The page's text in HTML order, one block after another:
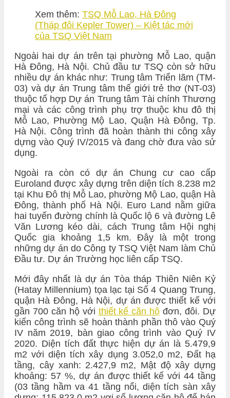
Xem thêm: TSQ Mỗ Lao, Hà Đông
(Tháp đôi Kepler Tower) – Kiệt tác mới
của TSQ Việt Nam
Ngoài hai dự án trên tại phường Mỗ Lao, quận
Hà Đông, Hà Nội. Chủ đầu tư TSQ còn sở hữu
nhiều dự án khác như: Trung tâm Triển lãm (TM-
03) và dự án Trung tâm thế giới trẻ thơ (NT-03)
thuộc tổ hợp Dự án Trung tâm Tài chính Thương
mại và các công trình phụ trợ thuộc khu đô thị
Mỗ Lao, Phường Mộ Lao, Quận Hà Đông, Tp.
Hà Nội. Công trình đã hoàn thành thi công xây
dựng vào Quý IV/2015 và đang chờ đưa vào sử
dụng.
Ngoài ra còn có dự án Chung cư cao cấp
Euroland được xây dựng trên diện tích 8.238 m2
tại Khu Đô thị Mỗ Lao, phường Mộ Lao, quận Hà
Đông, thành phố Hà Nội. Euro Land nằm giữa
hai tuyến đường chính là Quốc lộ 6 và đường Lê
Văn Lương kéo dài, cách Trung tâm Hội nghị
Quốc gia khoảng 1,5 km. Đây là một trong
những dự án do Công ty TSQ Việt Nam làm Chủ
Đầu tư. Dự án Trường học liên cấp TSQ.
Mới đây nhất là dự án Tòa tháp Thiên Niên Kỷ
(Hatay Millennium) tọa lạc tại Số 4 Quang Trung,
quận Hà Đông, Hà Nội, dự án được thiết kế với
gần 700 căn hộ với thiết kế căn hộ đơn, đôi. Dự
kiến công trình sẽ hoàn thành phần thô vào Quý
IV năm 2019, bàn giao công trình vào Quý IV
2020. Diện tích đất thực hiện dự án là 5.479,9
m2 với diện tích xây dụng 3.052,0 m2, Đất hạ
tầng, cây xanh: 2.427,9 m2, Mật độ xây dựng
khoảng: 57 %, dự án được thiết kế với 44 tầng
(03 tầng hầm va 41 tầng nổi, diện tích sàn xây